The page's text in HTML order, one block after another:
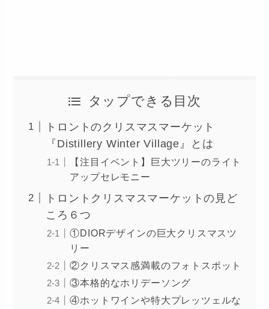
タップできる目次
トロントのクリスマスマーケット
『Distillery Winter Village』とは
【注目イベント】巨大ツリーのライト
アップセレモニー
トロントクリスマスマーケットの見ど
ころ６つ
①DIORデザインの巨大クリスマスツ
リー
②クリスマス感満載のフォトスポット
③本格的なホリデーソング
④ホットワインや特大プレッツェルな